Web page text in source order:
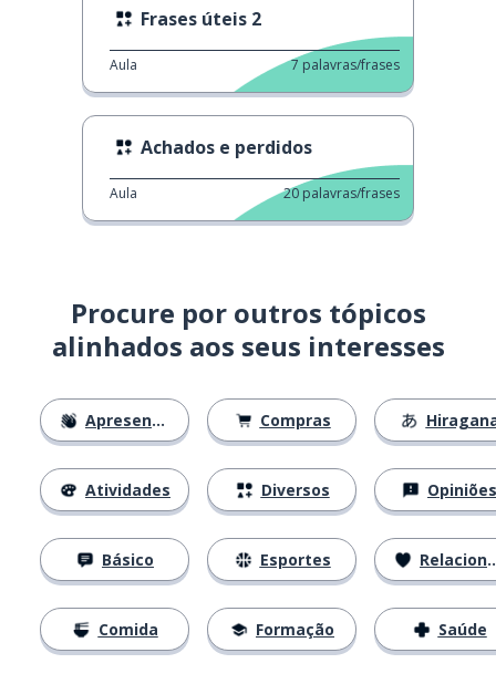
Frases úteis 2
Aula 7 palavras/frases
Achados e perdidos
Aula 20 palavras/frases
Procure por outros tópicos
alinhados aos seus interesses
Apresentações
Atividades
Básico
Comida
Compras
Diversos
Esportes
Formação
Opiniões
Relacionamentos
Saúde